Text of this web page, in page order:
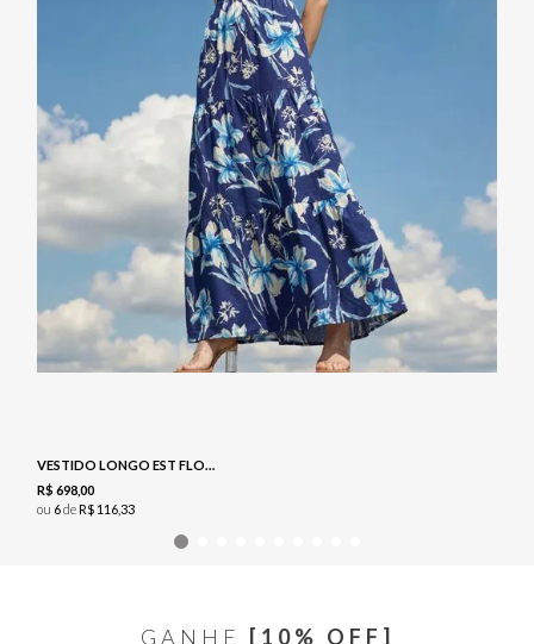
VESTIDO LONGO EST FLORAL - NAVY
R$ 69800
ou 6deR$ 11633
GANHE
[10% OFF]